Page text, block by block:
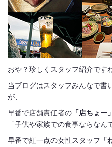
おや？珍しくスタッフ紹介です
当ブログはスタッフみんなで書
が、
早番で店舗責任者の 「店ちょー」
「子供や家族での食事ならなん
早番で紅一点の女性スタッフ 「